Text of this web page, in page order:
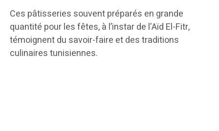
Ces pâtisseries souvent préparés en grande
quantité pour les fêtes, à l’instar de l’Aïd El-Fitr,
témoignent du savoir-faire et des traditions
culinaires tunisiennes.